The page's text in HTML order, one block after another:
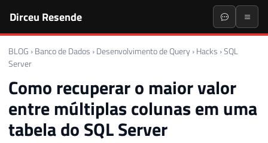
Dirceu Resende
BLOG › Banco de Dados › Desenvolvimento de Query › Hacks ›SQL
Server
Como recuperar o maior valor
entre múltiplas colunas em uma
tabela do SQL Server